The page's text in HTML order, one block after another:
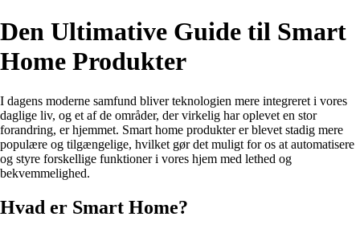
Den Ultimative Guide til Smart
Home Produkter
I dagens moderne samfund bliver teknologien mere integreret i vores
daglige liv, og et af de områder, der virkelig har oplevet en stor
forandring, er hjemmet. Smart home produkter er blevet stadig mere
populære og tilgængelige, hvilket gør det muligt for os at automatisere
og styre forskellige funktioner i vores hjem med lethed og
bekvemmelighed.
Hvad er Smart Home?